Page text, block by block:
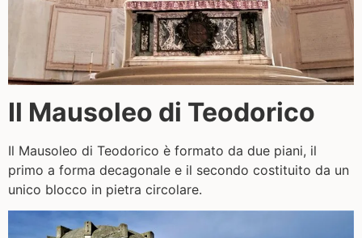
Il Mausoleo di Teodorico
Il Mausoleo di Teodorico è formato da due piani, il
primo a forma decagonale e il secondo costituito da un
unico blocco in pietra circolare.